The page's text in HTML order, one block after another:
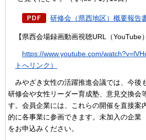
研修会（県西地区）概要報告
【県西会場録画動画視聴URL（YouTube
https://www.youtube.com/
トへリンク）
みやざき女性の活躍推進会議では、今後
研修会や女性リーダー育成塾、意見交換会
す。会員企業には、これらの開催を直接案
的に各事業に参画できます。未加入の企業
をお申込みください。